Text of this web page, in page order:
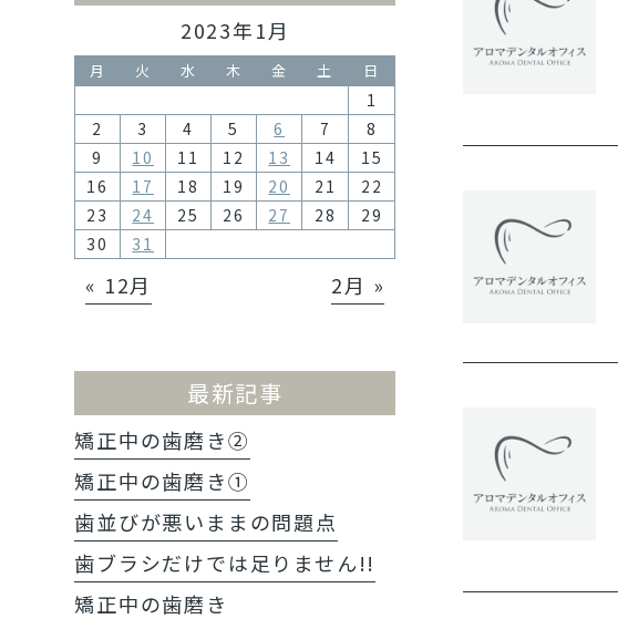
2023年1月
月 火 水 木 金 土 日
1
2
3 4 5 6 7
8
9
10 11 12 13 14
15
16
17 18 19 20 21
22
23
24 25 26 27 28
29
30
31
« 12月 2月 »
最新記事
矯正中の歯磨き②
矯正中の歯磨き①
歯並びが悪いままの問題点
歯ブラシだけでは足りません!!
矯正中の歯磨き